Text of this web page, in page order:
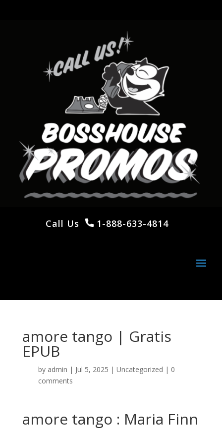
Call Us 1-888-633-4814
amore tango | Gratis
EPUB
by admin | Jul 5, 2025 | Uncategorized | 0
comments
amore tango : Maria Finn